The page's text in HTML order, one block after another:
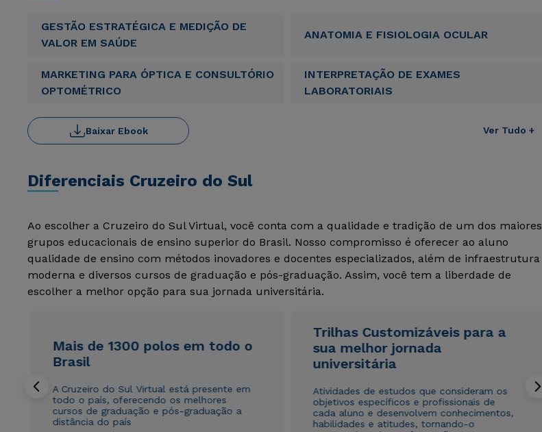
GESTÃO ESTRATÉGICA E MEDIÇÃO DE
VALOR EM SAÚDE
ANATOMIA E FISIOLOGIA OCULAR
MARKETING PARA ÓPTICA E CONSULTÓRIO
OPTOMÉTRICO
INTERPRETAÇÃO DE EXAMES
LABORATORIAIS
Ver Tudo +
Baixar Ebook
Diferenciais Cruzeiro do Sul
Ao escolher a Cruzeiro do Sul Virtual, você conta com a qualidade e tradição de um dos maiores
grupos educacionais de ensino superior do Brasil. Nosso compromisso é oferecer ao aluno
qualidade de ensino com métodos inovadores e docentes especializados, além de infraestrutura
moderna e diversos cursos de graduação e pós-graduação. Assim, você tem a liberdade de
escolher a melhor opção para sua jornada universitária.
Mais de 1300 polos em todo o
Brasil
A Cruzeiro do Sul Virtual está presente em
todo o país, oferecendo os melhores
cursos de graduação e pós-graduação a
distância do país
Trilhas Customizáveis para a
sua melhor jornada
universitária
Atividades de estudos que consideram os
objetivos específicos e profissionais de
cada aluno e desenvolvem conhecimentos,
habilidades e atitudes, tornando-o
ou
ou